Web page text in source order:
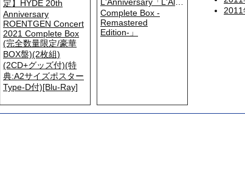
定】HYDE 20th
Anniversary
ROENTGEN Concert
2021 Complete Box
(完全数量限定/豪華
BOX盤)(2枚組)
(2CD+グッズ付)(特
典:A2サイズポスター
Type-D付)[Blu-Ray]
Complete Box -
Remastered
Edition-」